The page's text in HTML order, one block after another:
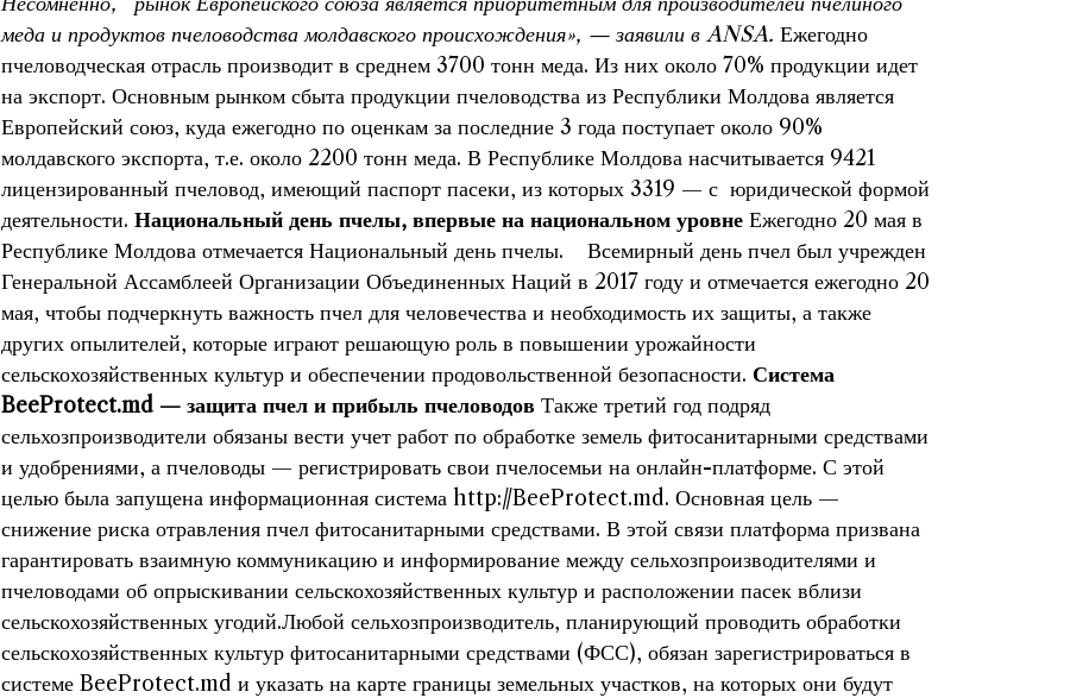
меда и продуктов пчеловодства молдавского происхождения», — заявили в ANSA. Ежегодно
пчеловодческая отрасль производит в среднем 3700 тонн меда. Из них около 70% продукции идет
на экспорт. Основным рынком сбыта продукции пчеловодства из Республики Молдова является
Европейский союз, куда ежегодно по оценкам за последние 3 года поступает около 90%
молдавского экспорта, т.е. около 2200 тонн меда. В Республике Молдова насчитывается 9421
лицензированный пчеловод, имеющий паспорт пасеки, из которых 3319 — с юридической формой
деятельности. Национальный день пчелы, впервые на национальном уровне Ежегодно 20 мая в
Республике Молдова отмечается Национальный день пчелы. Всемирный день пчел был учрежден
Генеральной Ассамблеей Организации Объединенных Наций в 2017 году и отмечается ежегодно 20
мая, чтобы подчеркнуть важность пчел для человечества и необходимость их защиты, а также
других опылителей, которые играют решающую роль в повышении урожайности
сельскохозяйственных культур и обеспечении продовольственной безопасности. Система
BeeProtect.md — защита пчел и прибыль пчеловодов Также третий год подряд
сельхозпроизводители обязаны вести учет работ по обработке земель фитосанитарными средствами
и удобрениями, а пчеловоды — регистрировать свои пчелосемьи на онлайн-платформе. С этой
целью была запущена информационная система http://BeeProtect.md. Основная цель —
снижение риска отравления пчел фитосанитарными средствами. В этой связи платформа призвана
гарантировать взаимную коммуникацию и информирование между сельхозпроизводителями и
пчеловодами об опрыскивании сельскохозяйственных культур и расположении пасек вблизи
сельскохозяйственных угодий.Любой сельхозпроизводитель, планирующий проводить обработки
сельскохозяйственных культур фитосанитарными средствами (ФСС), обязан зарегистрироваться в
системе BeeProtect.md и указать на карте границы земельных участков, на которых они будут